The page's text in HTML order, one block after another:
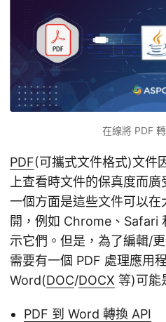
在線將 PDF
PDF(可攜式文件格式)文件
上查看時文件的保真度而
一個方面是這些文件可以
開，例如 Chrome、Safari
示它們。但是，為了編輯/
需要有一個 PDF 處理應用
Word(DOC/DOCX 等)可能
PDF 到 Word 轉換 API